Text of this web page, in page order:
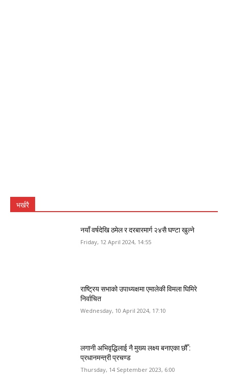
भर्खरै
नयाँ वर्षदेखि ठमेल र दरबारमार्ग २४सै घण्टा खुल्ने
Friday, 12 April 2024, 14:55
राष्ट्रिय सभाको उपाध्यक्षमा एमालेकी विमला घिमिरे
निर्वाचित
Wednesday, 10 April 2024, 17:10
लगानी अभिवृद्धिलाई नै मुख्य लक्ष्य बनाएका छौँ :
प्रधानमन्त्री प्रचण्ड
Thursday, 14 September 2023, 6:00